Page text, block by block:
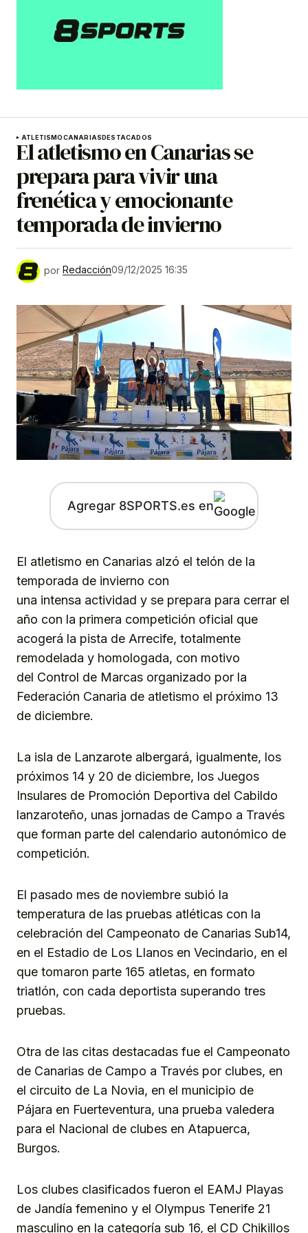
ATLETISMOCANARIASDESTACADOS
El atletismo en Canarias se
prepara para vivir una
frenética y emocionante
temporada de invierno
por Redacción09/12/2025 16:35
Agregar 8SPORTS.es en
El atletismo en Canarias alzó el telón de la
temporada de invierno con
una intensa actividad y se prepara para cerrar el
año con la primera competición oficial que
acogerá la pista de Arrecife, totalmente
remodelada y homologada, con motivo
del Control de Marcas organizado por la
Federación Canaria de atletismo el próximo 13
de diciembre.
La isla de Lanzarote albergará, igualmente, los
próximos 14 y 20 de diciembre, los Juegos
Insulares de Promoción Deportiva del Cabildo
lanzaroteño, unas jornadas de Campo a Través
que forman parte del calendario autonómico de
competición.
El pasado mes de noviembre subió la
temperatura de las pruebas atléticas con la
celebración del Campeonato de Canarias Sub14,
en el Estadio de Los Llanos en Vecindario, en el
que tomaron parte 165 atletas, en formato
triatlón, con cada deportista superando tres
pruebas.
Otra de las citas destacadas fue el Campeonato
de Canarias de Campo a Través por clubes, en
el circuito de La Novia, en el municipio de
Pájara en Fuerteventura, una prueba valedera
para el Nacional de clubes en Atapuerca,
Burgos.
Los clubes clasificados fueron el EAMJ Playas
de Jandía femenino y el Olympus Tenerife 21
masculino en la categoría sub 16, el CD Chikillos